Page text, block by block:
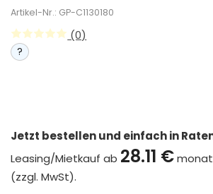
Artikel-Nr.: GP-C1130180
(0)
?
Jetzt bestellen und einfach in
Leasing/Mietkauf ab 28.11 €
(zzgl. MwSt).